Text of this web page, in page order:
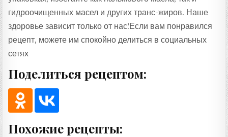
гидроочищенных масел и других транс-жиров. Наше
здоровье зависит только от нас!Если вам понравился
рецепт, можете им спокойно делиться в социальных
сетях
Поделиться рецептом:
Похожие рецепты: